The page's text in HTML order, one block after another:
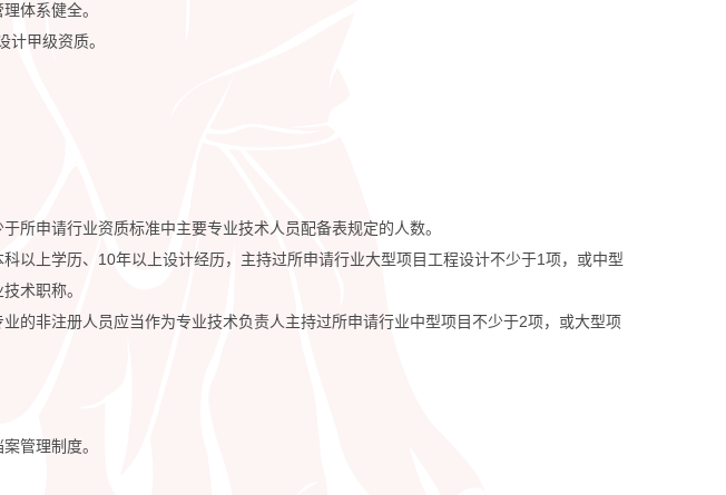
体系健全。
甲级资质。
所申请行业资质标准中主要专业技术人员配备表规定的人数。
以上学历、10年以上设计经历，主持过所申请行业大型项目工程设计不少于1项，或中型
术职称。
的非注册人员应当作为专业技术负责人主持过所申请行业中型项目不少于2项，或大型项
管理制度。